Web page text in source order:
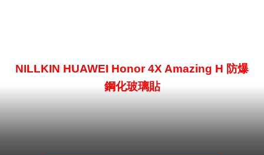
NILLKIN HUAWEI Honor 4X Amazing H 防爆
鋼化玻璃貼